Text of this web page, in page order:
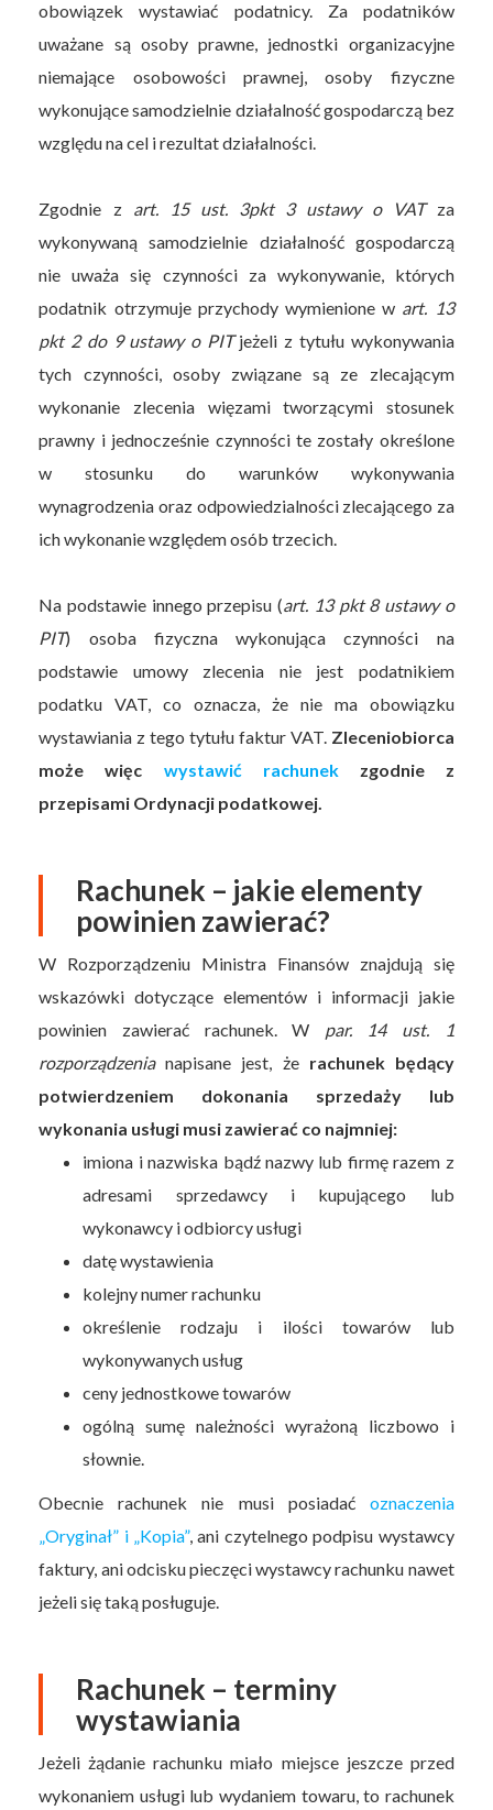
obowiązek wystawiać podatnicy. Za podatników
uważane są osoby prawne, jednostki organizacyjne
niemające osobowości prawnej, osoby fizyczne
wykonujące samodzielnie działalność gospodarczą bez
względu na cel i rezultat działalności.
Zgodnie z art. 15 ust. 3pkt 3 ustawy o VATza
wykonywaną samodzielnie działalność gospodarczą
nie uważa się czynności za wykonywanie, których
podatnik otrzymuje przychody wymienione w art. 13
pkt 2 do 9 ustawy o PITjeżeli z tytułu wykonywania
tych czynności, osoby związane są ze zlecającym
wykonanie zlecenia więzami tworzącymi stosunek
prawny i jednocześnie czynności te zostały określone
w stosunku do warunków wykonywania
wynagrodzenia oraz odpowiedzialności zlecającego za
ich wykonanie względem osób trzecich.
Na podstawie innego przepisu (art. 13 pkt 8 ustawy o
PIT) osoba fizyczna wykonująca czynności na
podstawie umowy zlecenia nie jest podatnikiem
podatku VAT, co oznacza, że nie ma obowiązku
wystawiania z tego tytułu faktur VAT. Zleceniobiorca
może więc wystawić rachunekzgodnie z
przepisami Ordynacji podatkowej.
Rachunek – jakie elementy
powinien zawierać?
W Rozporządzeniu Ministra Finansów znajdują się
wskazówki dotyczące elementów i informacji jakie
powinien zawierać rachunek. W par. 14 ust. 1
rozporządzenianapisane jest, że rachunek będący
potwierdzeniem dokonania sprzedaży lub
wykonania usługi musi zawierać co najmniej:
imiona i nazwiska bądź nazwy lub firmę razem z
adresami sprzedawcy i kupującego lub
wykonawcy i odbiorcy usługi
datę wystawienia
kolejny numer rachunku
określenie rodzaju i ilości towarów lub
wykonywanych usług
ceny jednostkowe towarów
ogólną sumę należności wyrażoną liczbowo i
słownie.
Obecnie rachunek nie musi posiadać oznaczenia
„Oryginał” i „Kopia”, ani czytelnego podpisu wystawcy
faktury, ani odcisku pieczęci wystawcy rachunku nawet
jeżeli się taką posługuje.
Rachunek – terminy
wystawiania
Jeżeli żądanie rachunku miało miejsce jeszcze przed
wykonaniem usługi lub wydaniem towaru, to rachunek